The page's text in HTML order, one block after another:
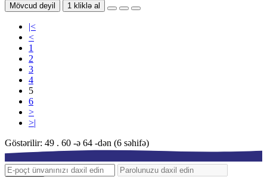
Mövcud deyil 1 kliklə al
|<
<
1
2
3
4
5
6
>
>|
Göstərilir: 49 . 60 -ə 64 -dən (6 səhifə)